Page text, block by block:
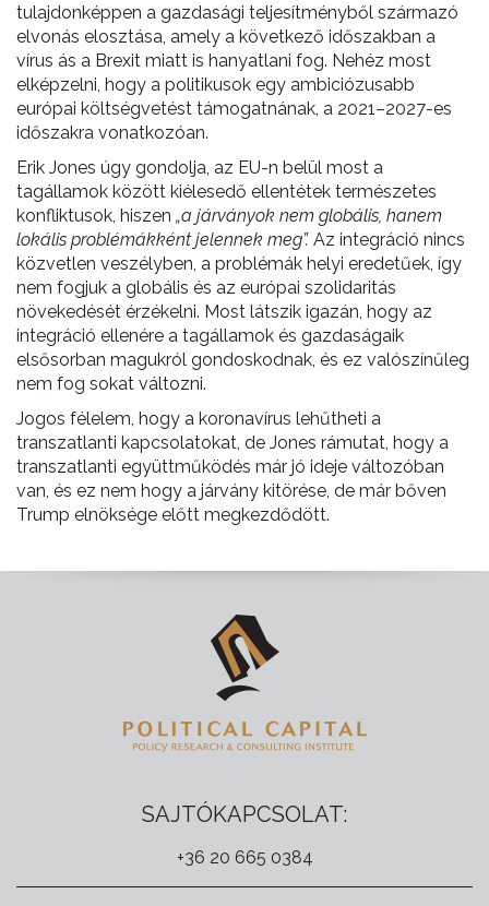
tulajdonképpen a gazdasági teljesítményből származó
elvonás elosztása, amely a következő időszakban a
vírus ás a Brexit miatt is hanyatlani fog. Nehéz most
elképzelni, hogy a politikusok egy ambiciózusabb
európai költségvetést támogatnának, a 2021–2027-es
időszakra vonatkozóan.
Erik Jones úgy gondolja, az EU-n belül most a
tagállamok között kiélesedő ellentétek természetes
konfliktusok, hiszen „a járványok nem globális, hanem
lokális problémákként jelennek meg”. Az integráció nincs
közvetlen veszélyben, a problémák helyi eredetűek, így
nem fogjuk a globális és az európai szolidaritás
növekedését érzékelni. Most látszik igazán, hogy az
integráció ellenére a tagállamok és gazdaságaik
elsősorban magukról gondoskodnak, és ez valószínűleg
nem fog sokat változni.
Jogos félelem, hogy a koronavírus lehűtheti a
transzatlanti kapcsolatokat, de Jones rámutat, hogy a
transzatlanti együttműködés már jó ideje változóban
van, és ez nem hogy a járvány kitörése, de már bőven
Trump elnöksége előtt megkezdődött.
SAJTÓKAPCSOLAT:
+36 20 665 0384